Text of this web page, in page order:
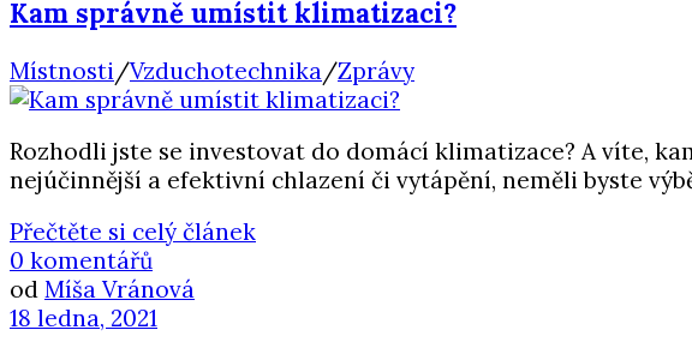
Kam správně umístit klimatizaci?
Místnosti/Vzduchotechnika/Zprávy
Rozhodli jste se investovat do domácí klimatizace? A víte,
nejúčinnější a efektivní chlazení či vytápění, neměli byste
Přečtěte si celý článek
0 komentářů
od Míša Vránová
18 ledna, 2021